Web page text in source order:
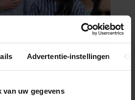
Advertentie-instellingen
uw gegevens